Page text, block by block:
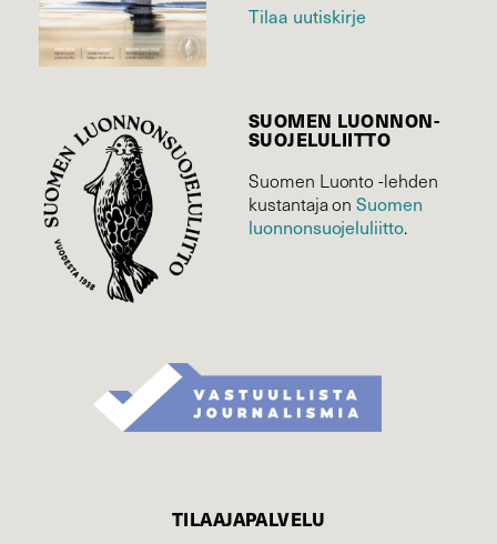
Tilaa uutiskirje
SUOMEN LUONNON­
SUOJELU­LIITTO
Suomen Luonto -lehden
kustantaja onSuomen
luonnonsuojelu­liitto.
TILAAJAPALVELU